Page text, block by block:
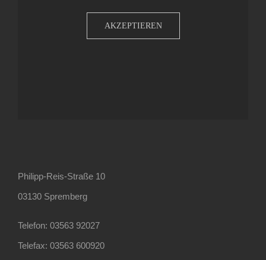
AKZEPTIEREN
Philipp-Reis-Straße 10
03130 Spremberg
Telefon: 03563 92027
Telefax: 03563 600920